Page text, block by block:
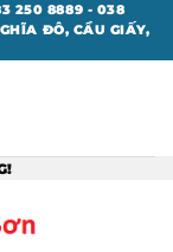
250 8889 - 038
ĐÔ, CẦU GIẤY,